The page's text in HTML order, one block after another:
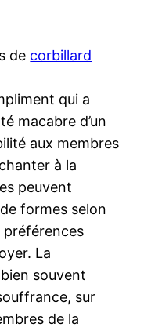
de corbillard
qui a
macabre d’un
aux membres
à la
peuvent
formes selon
préférences
La
souvent
sur
de la